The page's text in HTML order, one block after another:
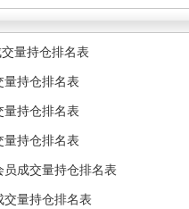
量持仓排名表
量持仓排名表
量持仓排名表
量持仓排名表
成交量持仓排名表
量持仓排名表